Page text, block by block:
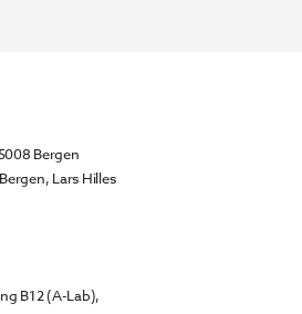
Bergen
Lars Hilles
B12 (A-Lab),